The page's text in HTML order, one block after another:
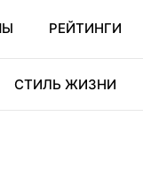
РЕЙТИНГИ
СТИЛЬ ЖИЗНИ